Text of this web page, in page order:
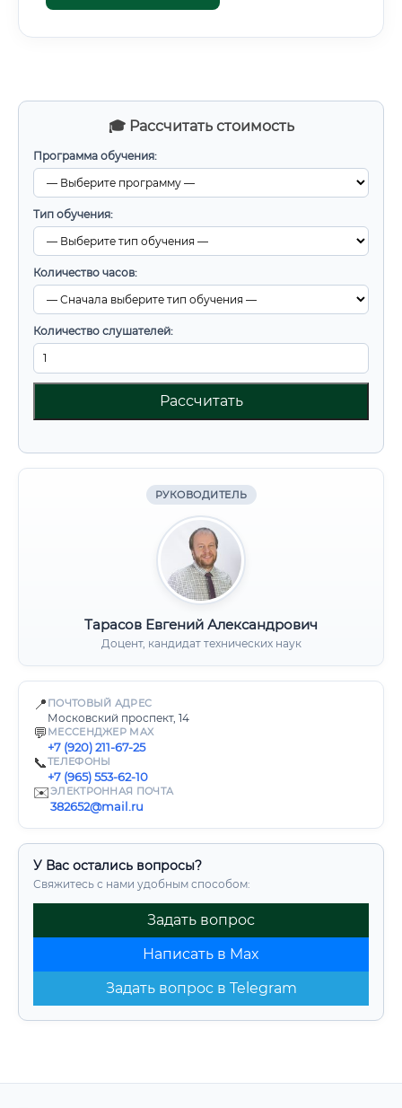
🎓 Рассчитать стоимость
Программа обучения:
Тип обучения:
Количество часов:
Количество слушателей:
Рассчитать
РУКОВОДИТЕЛЬ
Тарасов Евгений Александрович
Доцент, кандидат технических наук
📍 ПОЧТОВЫЙ АДРЕС
Московский проспект, 14
💬 МЕССЕНДЖЕР MAX
+7 (920) 211-67-25
📞ТЕЛЕФОНЫ
+7 (965) 553-62-10
✉️ЭЛЕКТРОННАЯ ПОЧТА
382652@mail.ru
У Вас остались вопросы?
Свяжитесь с нами удобным способом:
Задать вопрос
Написать в Max
Задать вопрос в Telegram